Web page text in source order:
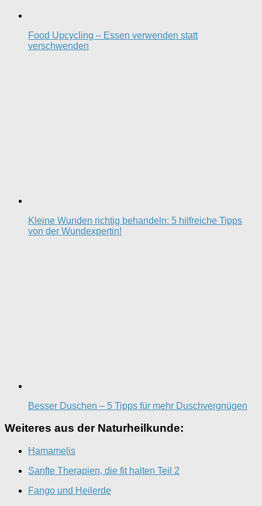
Food Upcycling – Essen verwenden statt
verschwenden
Kleine Wunden richtig behandeln: 5 hilfreiche Tipps
von der Wundexpertin!
Besser Duschen – 5 Tipps für mehr Duschvergnügen
Weiteres aus der Naturheilkunde:
Hamamelis
Sanfte Therapien, die fit halten Teil 2
Fango und Heilerde